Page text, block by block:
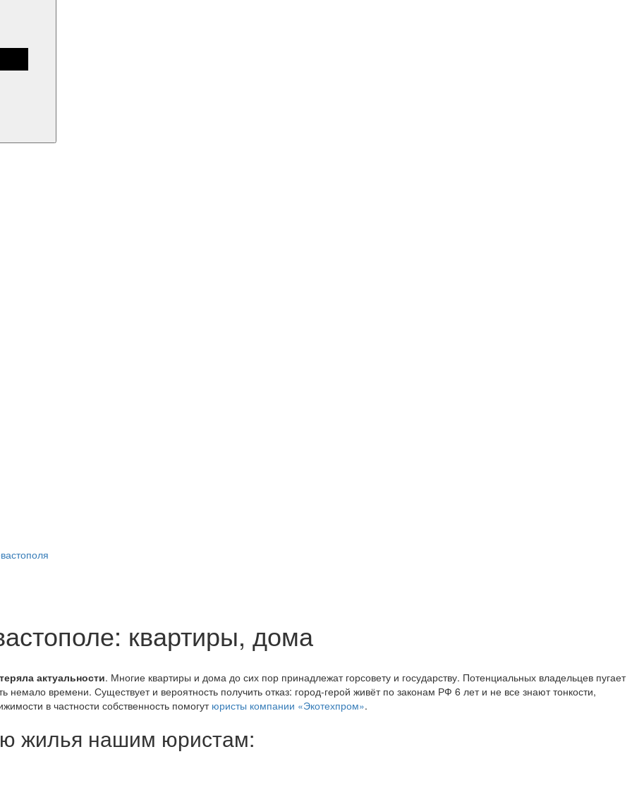
квартиры, дома
актуальности. Многие квартиры и дома до сих пор принадлежат горсовету и государству. Потенциальных владельцев пугает
немало времени. Существует и вероятность получить отказ: город-герой живёт по законам РФ 6 лет и не все знают тонкости,
в частности собственность помогут юристы компании «Экотехпром».
жилья нашим юристам: